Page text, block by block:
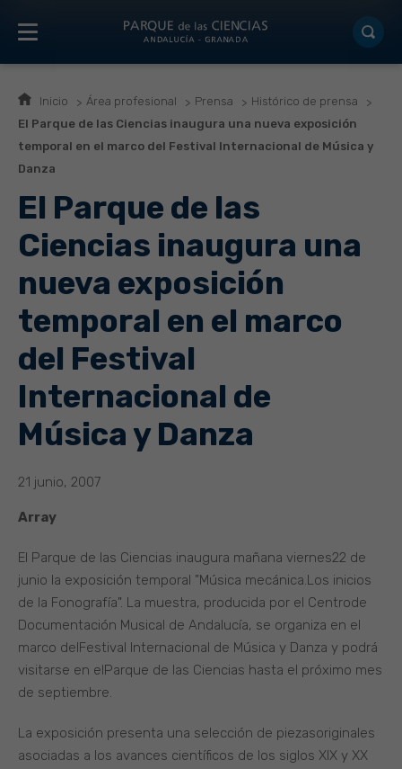
Inicio Área profesional Prensa
Histórico de prensa
El Parque de las Ciencias inaugura una nueva exposición
temporal en el marco del Festival Internacional de Música y
Danza
El Parque de las
Ciencias inaugura una
nueva exposición
temporal en el marco
del Festival
Internacional de
Música y Danza
21 junio, 2007
Array
El Parque de las Ciencias inaugura mañana viernes22 de
junio la exposición temporal "Música mecánica.Los inicios
de la Fonografía". La muestra, producida por el Centrode
Documentación Musical de Andalucía, se organiza en el
marco delFestival Internacional de Música y Danza y podrá
visitarse en elParque de las Ciencias hasta el próximo mes
de septiembre.
La exposición presenta una selección de piezasoriginales
asociadas a los avances científicos de los siglos XIX y XX